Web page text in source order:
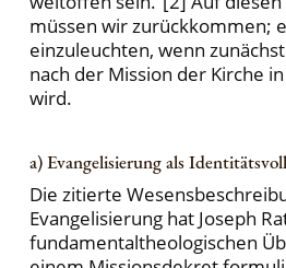
müssen wir zurückkommen;
einzuleuchten, wenn
nach der Mission der Kirche
wird.
a) Evangelisierung als
Die zitierte
Evangelisierung hat Joseph
fundamentaltheologischen